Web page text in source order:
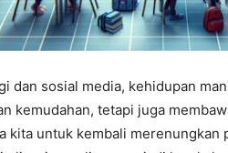
dan sosial media, kehidupan
kemudahan, tetapi juga
kita untuk kembali